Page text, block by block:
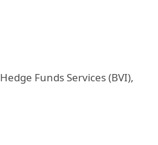
Hedge Funds Services (BVI),